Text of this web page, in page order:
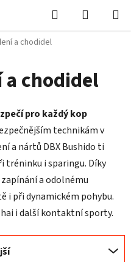
Hledat
KOŠÍK
a chodidel
a chodidel
pro každý kop
technikám v
a nártů DBX Bushido ti
tréninku i sparingu. Díky
a odolnému
i při dynamickém pohybu.
i další kontaktní sporty.